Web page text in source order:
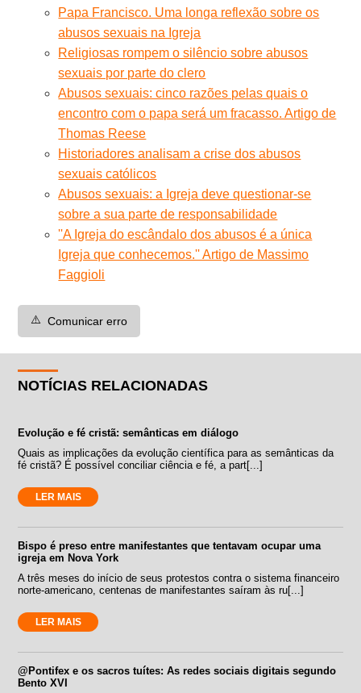
Papa Francisco. Uma longa reflexão sobre os
abusos sexuais na Igreja
Religiosas rompem o silêncio sobre abusos
sexuais por parte do clero
Abusos sexuais: cinco razões pelas quais o
encontro com o papa será um fracasso. Artigo de
Thomas Reese
Historiadores analisam a crise dos abusos
sexuais católicos
Abusos sexuais: a Igreja deve questionar-se
sobre a sua parte de responsabilidade
''A Igreja do escândalo dos abusos é a única
Igreja que conhecemos.'' Artigo de Massimo
Faggioli
⚠️ Comunicar erro
NOTÍCIAS RELACIONADAS
Evolução e fé cristã: semânticas em diálogo
Quais as implicações da evolução científica para as semânticas da
fé cristã? É possível conciliar ciência e fé, a part[...]
LER MAIS
Bispo é preso entre manifestantes que tentavam ocupar uma
igreja em Nova York
A três meses do início de seus protestos contra o sistema financeiro
norte-americano, centenas de manifestantes saíram às ru[...]
LER MAIS
@Pontifex e os sacros tuítes: As redes sociais digitais segundo
Bento XVI